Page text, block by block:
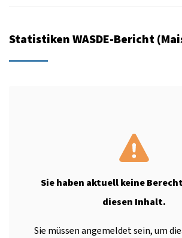
Statistiken WASDE-Bericht
Sie haben aktuell keine
diesen Inhalt.
Sie müssen angemeldet sein, um